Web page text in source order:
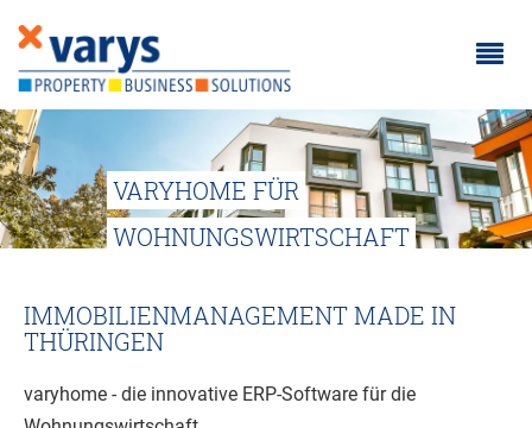
Toggle
VARYHOME FÜR
WOHNUNGSWIRTSCHAFT
IMMOBILIENMANAGEMENT MADE IN
THÜRINGEN
varyhome - die innovative ERP-Software für die